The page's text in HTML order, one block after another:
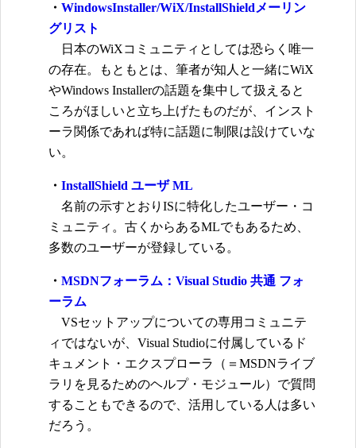
・ WindowsInstaller/WiX/InstallShieldメーリン
グリスト
日本のWiXコミュニティとしては恐らく唯一
の存在。もともとは、筆者が知人と一緒にWiX
やWindows Installerの話題を集中して扱えると
ころがほしいと立ち上げたものだが、インスト
ーラ関係であれば特に話題に制限は設けていな
い。
・ InstallShield ユーザ ML
名前の示すとおりISに特化したユーザー・コ
ミュニティ。古くからあるMLでもあるため、
多数のユーザーが登録している。
・ MSDNフォーラム：Visual Studio 共通 フォ
ーラム
VSセットアップについての専用コミュニテ
ィではないが、Visual Studioに付属しているド
キュメント・エクスプローラ（＝MSDNライブ
ラリを見るためのヘルプ・モジュール）で質問
することもできるので、活用している人は多い
だろう。